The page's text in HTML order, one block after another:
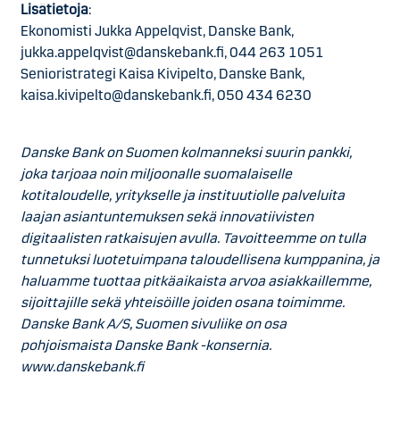
Lisätietoja:
Ekonomisti Jukka Appelqvist, Danske Bank,
jukka.appelqvist@danskebank.fi, 044 263 1051
Senioristrategi Kaisa Kivipelto, Danske Bank,
kaisa.kivipelto@danskebank.fi, 050 434 6230
Danske Bank on Suomen kolmanneksi suurin pankki,
joka tarjoaa noin miljoonalle suomalaiselle
kotitaloudelle, yritykselle ja instituutiolle palveluita
laajan asiantuntemuksen sekä innovatiivisten
digitaalisten ratkaisujen avulla. Tavoitteemme on tulla
tunnetuksi luotetuimpana taloudellisena kumppanina, ja
haluamme tuottaa pitkäaikaista arvoa asiakkaillemme,
sijoittajille sekä yhteisöille joiden osana toimimme.
Danske Bank A/S, Suomen sivuliike on osa
pohjoismaista Danske Bank -konsernia.
www.danskebank.fi